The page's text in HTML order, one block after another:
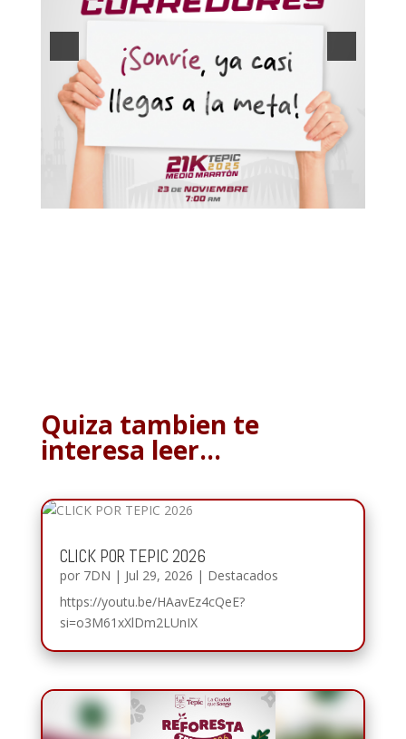
Quiza tambien te
interesa leer…
CLICK POR TEPIC 2026
por 7DN | Jul 29, 2026 | Destacados
https://youtu.be/HAavEz4cQeE?
si=o3M61xXlDm2LUnIX